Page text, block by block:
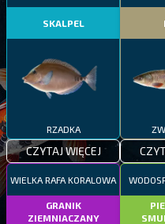
SKALPEL
RZADKA
CZYTAJ WIĘCEJ
WIELKA RAFA KORALOWA
GRANIK
ZIEMNIACZANY